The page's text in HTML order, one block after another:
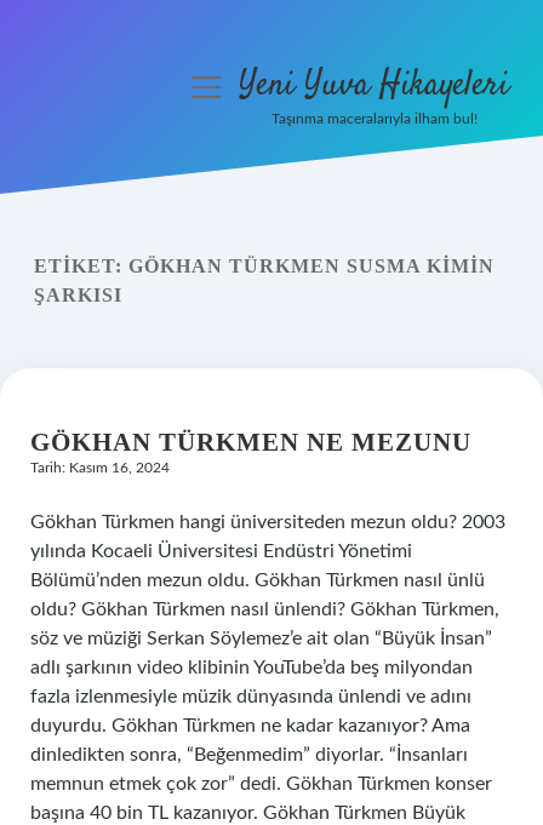
Yasal Uyarı
menüyüYeni Yuva Hikayeleri
Taşınma maceralarıyla ilham bul!
ETIKET: GÖKHAN TÜRKMEN SUSMA KIMIN
ŞARKISI
GÖKHAN TÜRKMEN NE MEZUNU
Tarih: Kasım 16, 2024
Gökhan Türkmen hangi üniversiteden mezun oldu? 2003
yılında Kocaeli Üniversitesi Endüstri Yönetimi
Bölümü’nden mezun oldu. Gökhan Türkmen nasıl ünlü
oldu? Gökhan Türkmen nasıl ünlendi? Gökhan Türkmen,
söz ve müziği Serkan Söylemez’e ait olan “Büyük İnsan”
adlı şarkının video klibinin YouTube’da beş milyondan
fazla izlenmesiyle müzik dünyasında ünlendi ve adını
duyurdu. Gökhan Türkmen ne kadar kazanıyor? Ama
dinledikten sonra, “Beğenmedim” diyorlar. “İnsanları
memnun etmek çok zor” dedi. Gökhan Türkmen konser
başına 40 bin TL kazanıyor. Gökhan Türkmen Büyük